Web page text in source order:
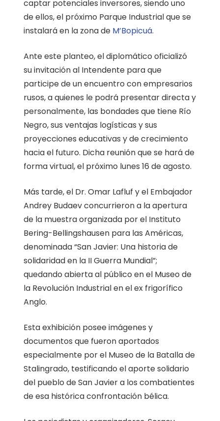
captar potenciales inversores, siendo uno
de ellos, el próximo Parque Industrial que se
instalará en la zona de M’Bopicuá.
Ante este planteo, el diplomático oficializó
su invitación al Intendente para que
participe de un encuentro con empresarios
rusos, a quienes le podrá presentar directa y
personalmente, las bondades que tiene Río
Negro, sus ventajas logísticas y sus
proyecciones educativas y de crecimiento
hacia el futuro. Dicha reunión que se hará de
forma virtual, el próximo lunes 16 de agosto.
Más tarde, el Dr. Omar Lafluf y el Embajador
Andrey Budaev concurrieron a la apertura
de la muestra organizada por el Instituto
Bering-Bellingshausen para las Américas,
denominada “San Javier: Una historia de
solidaridad en la II Guerra Mundial”;
quedando abierta al público en el Museo de
la Revolución Industrial en el ex frigorífico
Anglo.
Esta exhibición posee imágenes y
documentos que fueron aportados
especialmente por el Museo de la Batalla de
Stalingrado, testificando el aporte solidario
del pueblo de San Javier a los combatientes
de esa histórica confrontación bélica.